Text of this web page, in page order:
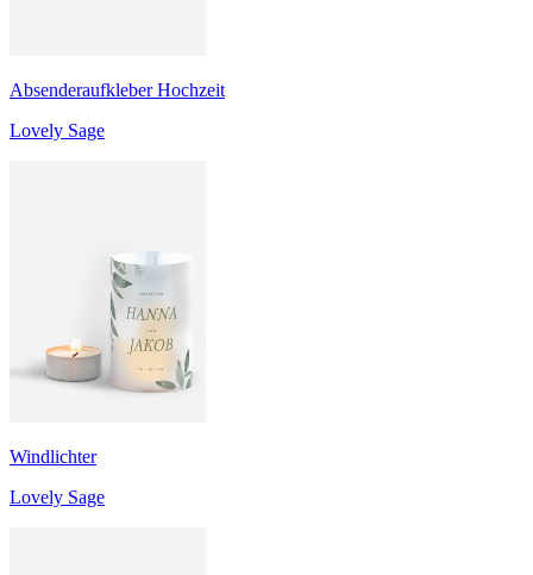
Absenderaufkleber Hochzeit
Lovely Sage
Windlichter
Lovely Sage